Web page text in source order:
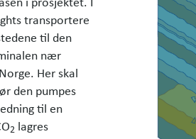
transportere
til den
nær
Her skal
den pumpes
til en
2 lagres